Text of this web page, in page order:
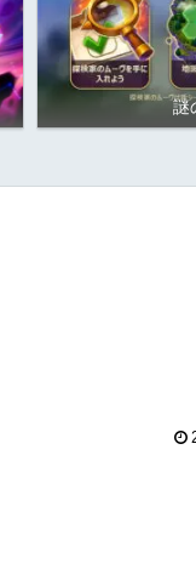
謎